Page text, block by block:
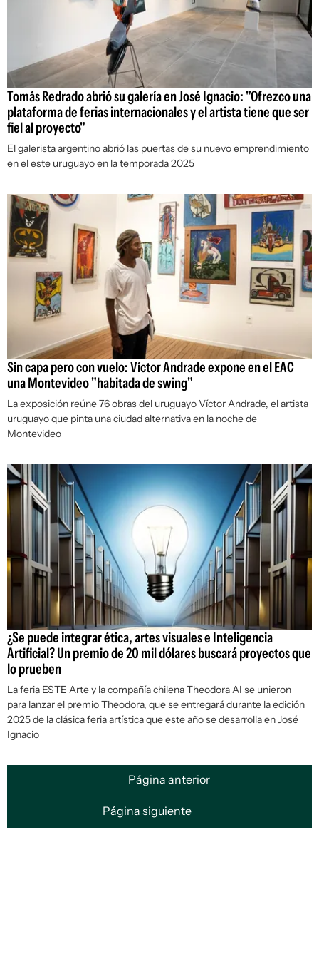
Tomás Redrado abrió su galería en José Ignacio: "Ofrezco una
plataforma de ferias internacionales y el artista tiene que ser
fiel al proyecto"
El galerista argentino abrió las puertas de su nuevo emprendimiento
en el este uruguayo en la temporada 2025
Sin capa pero con vuelo: Víctor Andrade expone en el EAC
una Montevideo "habitada de swing"
La exposición reúne 76 obras del uruguayo Víctor Andrade, el artista
uruguayo que pinta una ciudad alternativa en la noche de
Montevideo
¿Se puede integrar ética, artes visuales e Inteligencia
Artificial? Un premio de 20 mil dólares buscará proyectos que
lo prueben
La feria ESTE Arte y la compañía chilena Theodora AI se unieron
para lanzar el premio Theodora, que se entregará durante la edición
2025 de la clásica feria artística que este año se desarrolla en José
Ignacio
Página anterior
Página siguiente